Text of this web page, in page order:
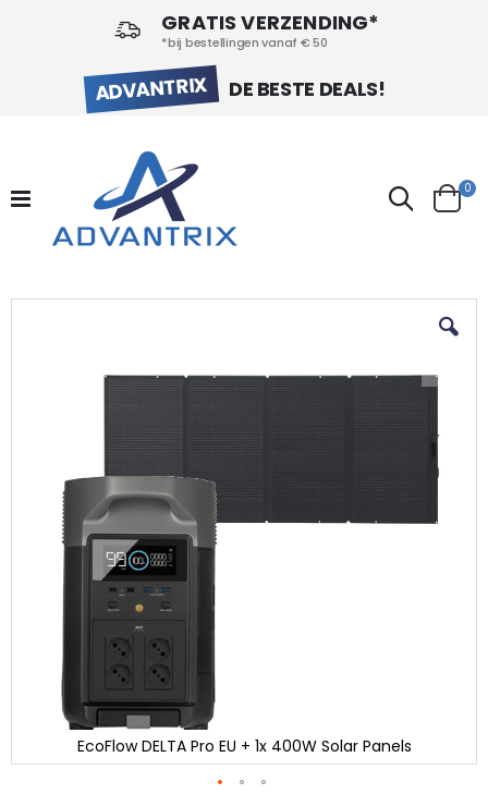
GRATIS VERZENDING*
*bij bestellingen vanaf € 50
ADVANTRIX DE BESTE DEALS!
Search
Cart
0
Ga
EcoFlow DELTA Pro EU + 1x 400W Solar Panels